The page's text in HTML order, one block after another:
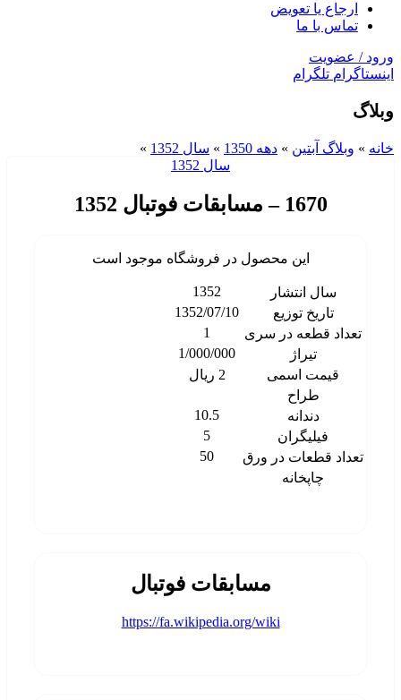
ارجاع یا تعویض
تماس با ما
ورود / عضویت
اینستاگرام تلگرام
وبلاگ
خانه » وبلاگ آبتین » دهه 1350 » سال 1352
»
سال 1352
1670 – مسابقات فوتبال 1352
این محصول در فروشگاه موجود است
سال انتشار
1352
تاریخ توزیع
1352/07/10
تعداد قطعه در سری
1
تیراژ
1/000/000
قیمت اسمی
2 ریال
طراح
دندانه
10.5
فیلیگران
5
تعداد قطعات در ورق
50
چاپخانه
مسابقات فوتبال
https://fa.wikipedia.org/wiki